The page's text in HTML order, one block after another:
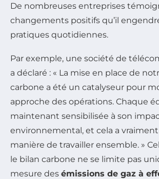
De nombreuses entreprises
changements positifs qu’il
pratiques quotidiennes.
Par exemple, une société de
a déclaré : « La mise en place de
carbone a été un catalyseur pour
approche des opérations. Chaque
maintenant sensibilisée à son
environnemental, et cela a
manière de travailler ensemble. »
le bilan carbone ne se limite pas
mesure des émissions de gaz à